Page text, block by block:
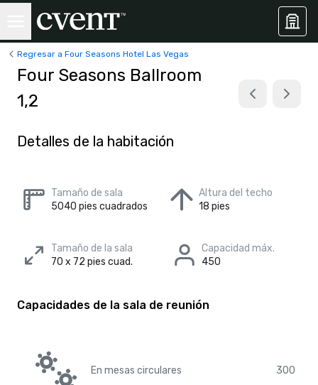
Regresar a Four Seasons Hotel Las Vegas
Four Seasons Ballroom
1,2
Detalles de la habitación
Tamaño de sala
5040 pies cuadrados
Altura del techo
18 pies
Tamaño de la sala
70 x 72 pies cuad.
Capacidad máx.
450
Capacidades de la sala de reunión
En mesas circulares 300